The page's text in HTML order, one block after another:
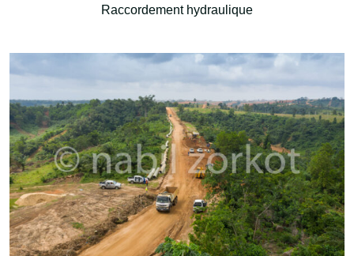
Raccordement hydraulique